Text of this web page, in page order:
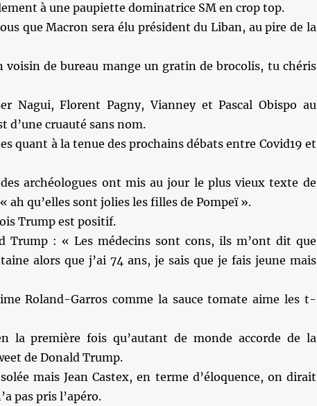
à une paupiette dominatrice SM en crop top.
que Macron sera élu président du Liban, au pire de la
voisin de bureau mange un gratin de brocolis, tu chéris
Nagui, Florent Pagny, Vianney et Pascal Obispo au
d’une cruauté sans nom.
quant à la tenue des prochains débats entre Covid19 et
archéologues ont mis au jour le plus vieux texte de
ah qu’elles sont jolies les filles de Pompeï ».
Trump est positif.
Trump : « Les médecins sont cons, ils m’ont dit que
alors que j’ai 74 ans, je sais que je fais jeune mais
Roland-Garros comme la sauce tomate aime les t-
la première fois qu’autant de monde accorde de la
de Donald Trump.
mais Jean Castex, en terme d’éloquence, on dirait
pas pris l’apéro.